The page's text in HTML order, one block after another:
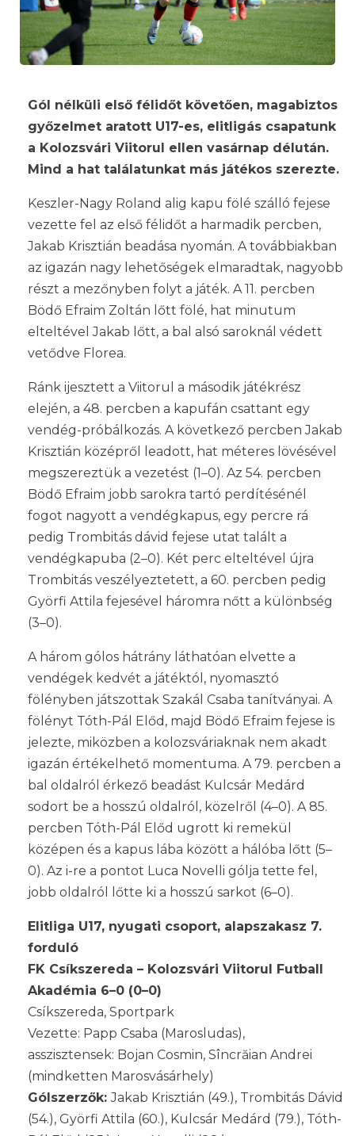
Gól nélküli első félidőt követően, magabiztos
győzelmet aratott U17-es, elitligás csapatunk
a Kolozsvári Viitorul ellen vasárnap délután.
Mind a hat találatunkat más játékos szerezte.
Keszler-Nagy Roland alig kapu fölé szálló fejese
vezette fel az első félidőt a harmadik percben,
Jakab Krisztián beadása nyomán. A továbbiakban
az igazán nagy lehetőségek elmaradtak, nagyobb
részt a mezőnyben folyt a játék. A 11. percben
Bödő Efraim Zoltán lőtt fölé, hat minutum
elteltével Jakab lőtt, a bal alsó saroknál védett
vetődve Florea.
Ránk ijesztett a Viitorul a második játékrész
elején, a 48. percben a kapufán csattant egy
vendég-próbálkozás. A következő percben Jakab
Krisztián középről leadott, hat méteres lövésével
megszereztük a vezetést (1–0). Az 54. percben
Bödő Efraim jobb sarokra tartó perdítésénél
fogot nagyott a vendégkapus, egy percre rá
pedig Trombitás dávid fejese utat talált a
vendégkapuba (2–0). Két perc elteltével újra
Trombitás veszélyeztetett, a 60. percben pedig
Györfi Attila fejesével háromra nőtt a különbség
(3–0).
A három gólos hátrány láthatóan elvette a
vendégek kedvét a játéktól, nyomasztó
fölényben játszottak Szakál Csaba tanítványai. A
fölényt Tóth-Pál Előd, majd Bödő Efraim fejese is
jelezte, miközben a kolozsváriaknak nem akadt
igazán értékelhető momentuma. A 79. percben a
bal oldalról érkező beadást Kulcsár Medárd
sodort be a hosszú oldalról, közelről (4–0). A 85.
percben Tóth-Pál Előd ugrott ki remekül
középen és a kapus lába között a hálóba lőtt (5–
0). Az i-re a pontot Luca Novelli gólja tette fel,
jobb oldalról lőtte ki a hosszú sarkot (6–0).
Elitliga U17, nyugati csoport, alapszakasz 7.
forduló
FK Csíkszereda – Kolozsvári Viitorul Futball
Akadémia 6–0 (0–0)
Csíkszereda, Sportpark
Vezette: Papp Csaba (Marosludas),
asszisztensek: Bojan Cosmin, Sîncrăian Andrei
(mindketten Marosvásárhely)
Gólszerzők:Jakab Krisztián (49.), Trombitás Dávid
(54.), Györfi Attila (60.), Kulcsár Medárd (79.), Tóth-